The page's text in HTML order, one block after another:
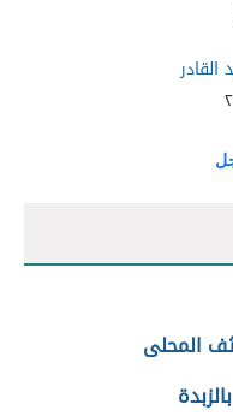
القادر
المحلى